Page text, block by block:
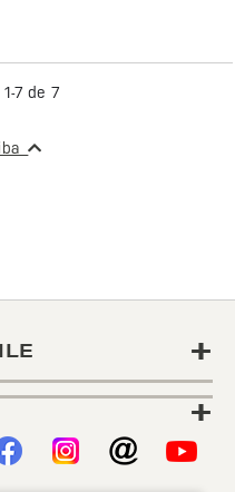
7 de 7
+
+